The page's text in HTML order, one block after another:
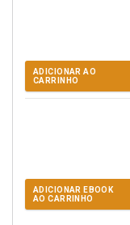
ADICIONAR AO
CARRINHO
ADICIONAR EBOOK
AO CARRINHO